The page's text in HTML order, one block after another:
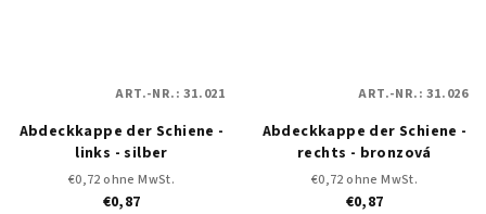
Abdeckkappe der Schiene -
links - silber
€0,72 ohne MwSt.
€0,87
ART.-NR.:31.021
Abdeckkappe der Schiene -
rechts - bronzová
€0,72 ohne MwSt.
€0,87
ART.-NR.:31.026